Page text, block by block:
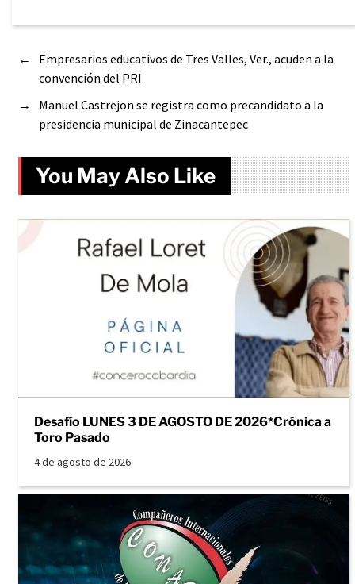
←
Empresarios educativos de Tres Valles, Ver., acuden a la
convención del PRI
→
Manuel Castrejon se registra como precandidato a la
presidencia municipal de Zinacantepec
You May Also Like
Desafío LUNES 3 DE AGOSTO DE 2026*Crónica a
Toro Pasado
4 de agosto de 2026